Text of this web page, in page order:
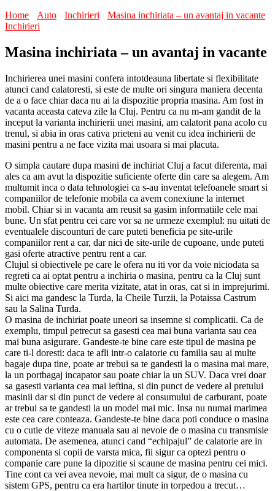
Home
Auto Inchirieri
Masina inchiriata – un avantaj in vacante
Inchirieri
Masina inchiriata – un avantaj in vacante
Inchirierea unei masini confera intotdeauna libertate si flexibilitate
atunci cand calatoresti, si este de multe ori singura maniera decenta
de a o face chiar daca nu ai la dispozitie propria masina. Am fost in
vacanta aceasta cateva zile la Cluj. Pentru ca nu m-am gandit de la
inceput la varianta inchirierii unei masini, am calatorit pana acolo cu
trenul, si abia in oras cativa prieteni au venit cu idea inchirierii de
masini pentru a ne face vizita mai usoara si mai placuta.
O simpla cautare dupa masini de inchiriat Cluj a facut diferenta, mai
ales ca am avut la dispozitie suficiente oferte din care sa alegem. Am
multumit inca o data tehnologiei ca s-au inventat telefoanele smart si
companiilor de telefonie mobila ca avem conexiune la internet
mobil. Chiar si in vacanta am reusit sa gasim informatiile cele mai
bune. Un sfat pentru cei care vor sa ne urmeze exemplul: nu uitati de
eventualele discounturi de care puteti beneficia pe site-urile
companiilor rent a car, dar nici de site-urile de cupoane, unde puteti
gasi oferte atractive pentru rent a car.
Clujul si obiectivele pe care le ofera nu iti vor da voie niciodata sa
regreti ca ai optat pentru a inchiria o masina, pentru ca la Cluj sunt
multe obiective care merita vizitate, atat in oras, cat si in imprejurimi.
Si aici ma gandesc la Turda, la Cheile Turzii, la Potaissa Castrum
sau la Salina Turda.
O masina de inchiriat poate uneori sa insemne si complicatii. Ca de
exemplu, timpul petrecut sa gasesti cea mai buna varianta sau cea
mai buna asigurare. Gandeste-te bine care este tipul de masina pe
care ti-l doresti: daca te afli intr-o calatorie cu familia sau ai multe
bagaje dupa tine, poate ar trebui sa te gandesti la o masina mai mare,
la un portbagaj incapator sau poate chiar la un SUV. Daca vrei doar
sa gasesti varianta cea mai ieftina, si din punct de vedere al pretului
masinii dar si din punct de vedere al consumului de carburant, poate
ar trebui sa te gandesti la un model mai mic. Insa nu numai marimea
este cea care conteaza. Gandeste-te bine daca poti conduce o masina
cu o cutie de viteze manuala sau ai nevoie de o masina cu transmisie
automata. De asemenea, atunci cand “echipajul” de calatorie are in
componenta si copii de varsta mica, fii sigur ca optezi pentru o
companie care pune la dipozitie si scaune de masina pentru cei mici.
Tine cont ca vei avea nevoie, mai mult ca sigur, de o masina cu
sistem GPS, pentru ca era hartilor tinute in torpedou a trecut…